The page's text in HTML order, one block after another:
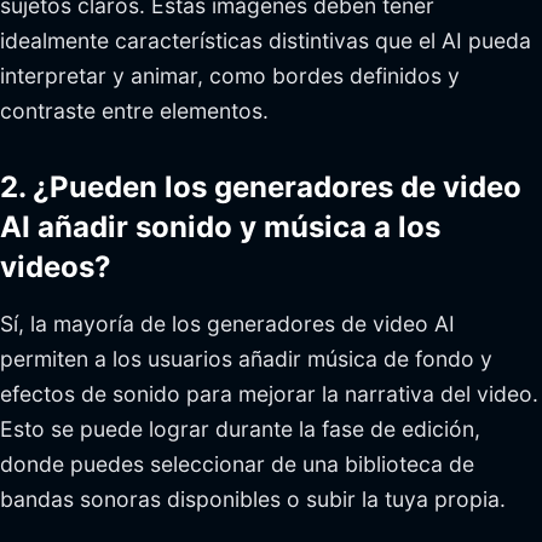
sujetos claros. Estas imágenes deben tener
idealmente características distintivas que el AI pueda
interpretar y animar, como bordes definidos y
contraste entre elementos.
2. ¿Pueden los generadores de video
AI añadir sonido y música a los
videos?
Sí, la mayoría de los generadores de video AI
permiten a los usuarios añadir música de fondo y
efectos de sonido para mejorar la narrativa del video.
Esto se puede lograr durante la fase de edición,
donde puedes seleccionar de una biblioteca de
bandas sonoras disponibles o subir la tuya propia.